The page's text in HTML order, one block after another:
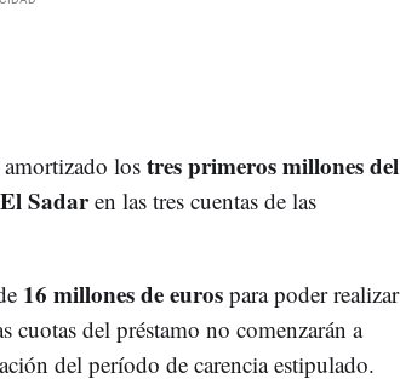
lostres primeros millones del
Sadaren las tres cuentas de las
16 millones de eurospara poder realizar
cuotas del préstamo no comenzarán a
del período de carencia estipulado.